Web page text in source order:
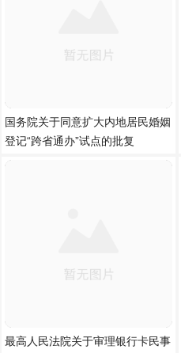
国务院关于同意扩大内地居民婚姻
登记“跨省通办”试点的批复
最高人民法院关于审理银行卡民事